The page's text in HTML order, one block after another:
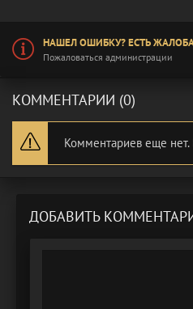
НАШЕЛ ОШИБКУ? ЕСТЬ
Пожаловаться администрации
КОММЕНТАРИИ (0)
Комментариев еще
ДОБАВИТЬ